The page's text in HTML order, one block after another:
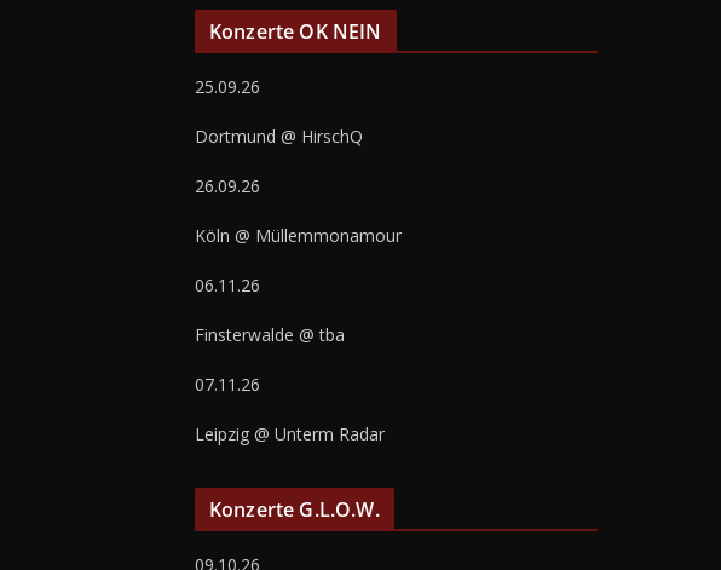
Konzerte OK NEIN
25.09.26
Dortmund @ HirschQ
26.09.26
Köln @ Müllemmonamour
06.11.26
Finsterwalde @ tba
07.11.26
Leipzig @ Unterm Radar
Konzerte G.L.O.W.
09.10.26